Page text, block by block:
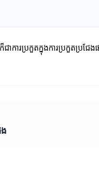
ជាការប្រកួតក្នុងការប្រកួតប្រ
ង